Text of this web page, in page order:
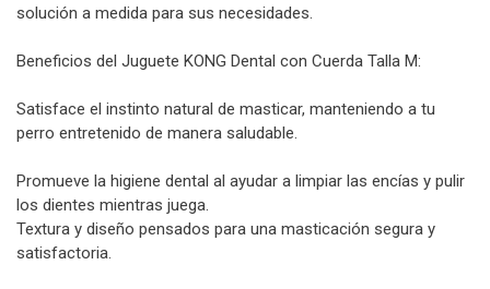
solución a medida para sus necesidades.
Beneficios del Juguete KONG Dental con Cuerda Talla M:
Satisface el instinto natural de masticar, manteniendo a tu
perro entretenido de manera saludable.
Promueve la higiene dental al ayudar a limpiar las encías y pulir
los dientes mientras juega.
Textura y diseño pensados para una masticación segura y
satisfactoria.